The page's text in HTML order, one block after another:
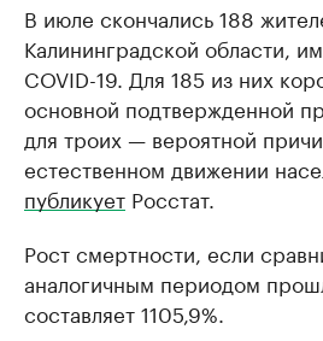
В июле скончались 188
Калининградской области,
COVID-19. Для 185 из них
основной подтвержденной
для троих — вероятной
естественном движении
публикует Росстат.
Рост смертности, если
аналогичным периодом
составляет 1105,9%.